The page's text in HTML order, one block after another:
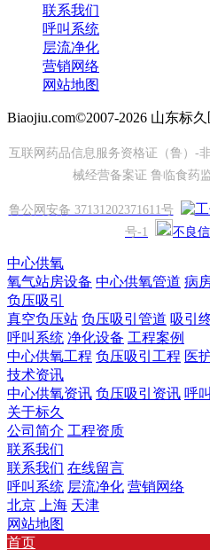
联系我们
呼叫系统
层流净化
营销网络
网站地图
Biaojiu.com©2007-2026 山东标
互联网药品信息服务资格证（鲁）-
械经营备案证 鲁临食药
鲁公网安备 37131202371611号
号-1
不良
中心供氧
氧气站房设备 中心供氧管道 病
负压吸引
真空负压站 负压吸引管道 吸引
呼叫系统 净化设备 工程案例
中心供氧工程 负压吸引工程 医
技术资讯
中心供氧资讯 负压吸引资讯 呼
关于标久
公司简介 工程资质
联系我们
联系我们 在线留言
呼叫系统 层流净化 营销网络
北京
上海 天津
网站地图
首页